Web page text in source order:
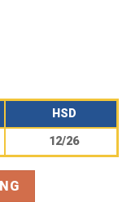
HSD
12/26
Milk Hộp 1L số